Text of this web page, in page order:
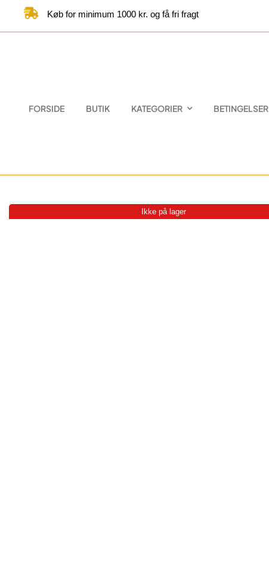
Køb for minimum 1000 kr. og få fri fragt
FORSIDE BUTIK KATEGORIER BETINGELSER
Ikke på lager